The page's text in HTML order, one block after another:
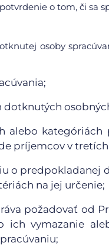
o tom, či sa
osoby
alebo
príjemcov v
o predpokladanej
na jej určenie;
požadovať od
ich vymazanie